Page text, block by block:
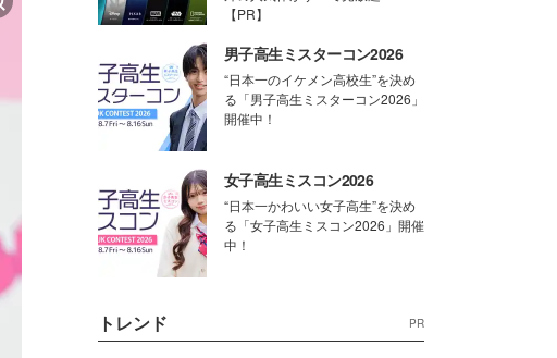
【PR】
男子高生ミスターコン2026
“日本一のイケメン高校生”を決め
る「男子高生ミスターコン2026」
開催中！
女子高生ミスコン2026
“日本一かわいい女子高生”を決め
る「女子高生ミスコン2026」開催
中！
トレンド PR